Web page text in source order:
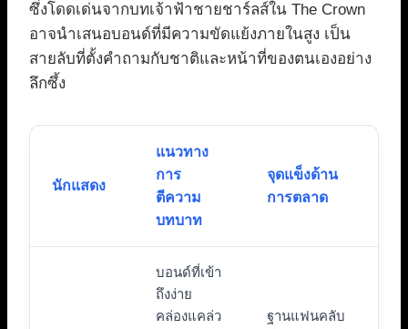
ซึ่งโดดเด่นจากบทเจ้าฟ้าชายชาร์ลส์ใน The Crown
อาจนำเสนอบอนด์ที่มีความขัดแย้งภายในสูง เป็น
สายลับที่ตั้งคำถามกับชาติและหน้าที่ของตนเองอย่าง
ลึกซึ้ง
นักแสดง
แนวทาง
การ
ตีความ
บทบาท
จุดแข็งด้าน
การตลาด
บอนด์ที่เข้า
ถึงง่าย
คล่องแคล่ว
ฐานแฟนคลับ